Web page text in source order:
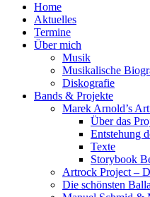
Home
Aktuelles
Termine
Über mich
Musik
Musikalische
Diskografie
Bands & Projekte
Marek Arnold’s
Über das
Entstehung
Texte
Storybook
Artrock Project –
Die schönsten